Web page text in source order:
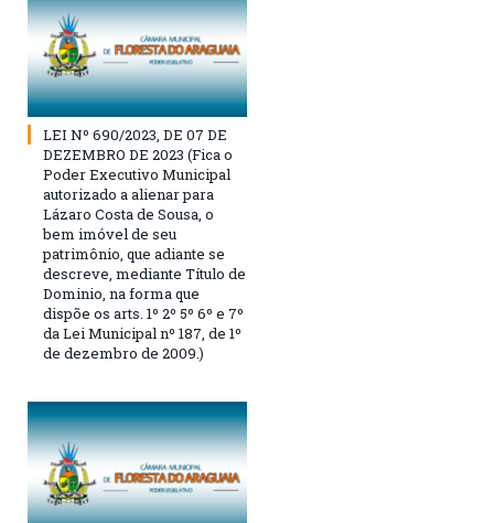
LEI Nº 690/2023, DE 07 DE
DEZEMBRO DE 2023 (Fica o
Poder Executivo Municipal
autorizado a alienar para
Lázaro Costa de Sousa, o
bem imóvel de seu
patrimônio, que adiante se
descreve, mediante Título de
Dominio, na forma que
dispõe os arts. 1º 2º 5º 6º e 7º
da Lei Municipal nº 187, de 1º
de dezembro de 2009.)